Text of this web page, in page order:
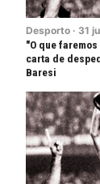
Desporto · 31
"O que
carta de
Baresi